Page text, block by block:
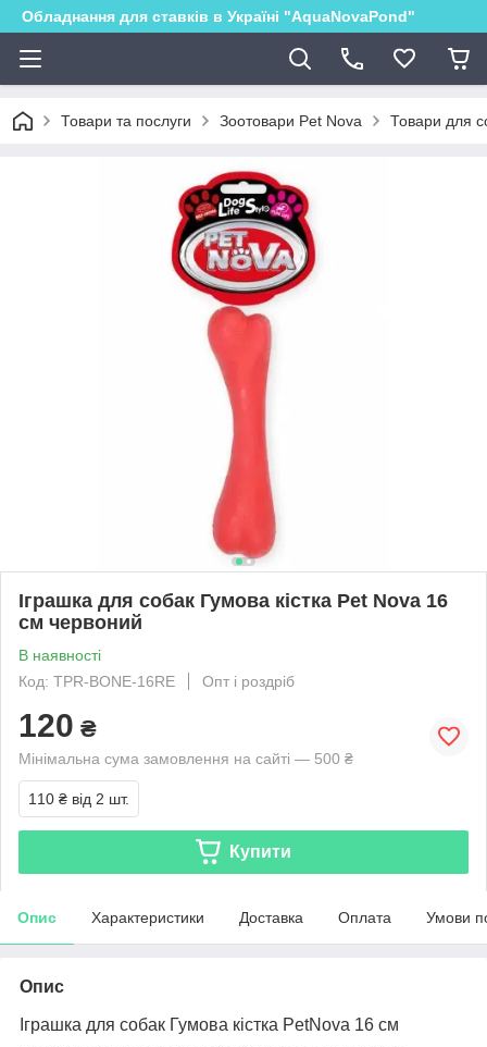
Обладнання для ставків в Україні "AquaNovaPond"
Товари та послуги Зоотовари Pet Nova Товари для
Іграшка для собак Гумова кістка Pet Nova 16
см червоний
В наявності
Код: TPR-BONE-16RE
Опт і роздріб
120 ₴
Мінімальна сума замовлення на сайті — 500 ₴
110 ₴ від 2 шт.
Купити
Опис Характеристики Доставка Оплата Умови
Опис
Іграшка для собак Гумова кістка PetNova 16 см